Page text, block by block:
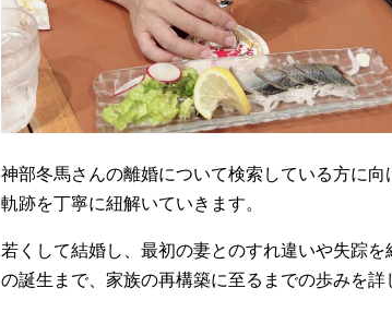
神部冬馬さんの離婚について検索している方に
軌跡を丁寧に紐解いていきます。
若くして結婚し、最初の妻とのすれ違いや失踪
の誕生まで、家族の再構築に至るまでの歩みを詳